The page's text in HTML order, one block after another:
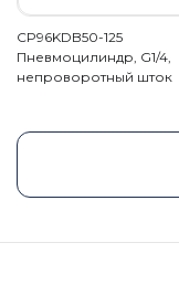
CP96KDB50-125
Пневмоцилиндр, G1/4,
непроворотный шток